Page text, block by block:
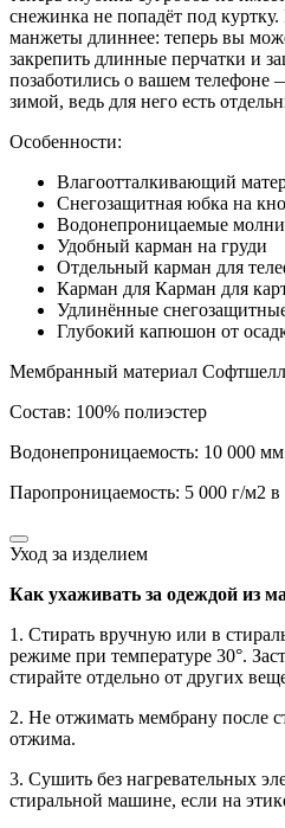
снежинка не попадёт под
манжеты длиннее: теперь вы
закрепить длинные перчатки и
позаботились о вашем телефоне
зимой, ведь для него есть
Особенности:
Влагоотталкивающий
Снегозащитная юбка на
Водонепроницаемые
Удобный карман на груди
Отдельный карман для
Карман для Карман для
Удлинённые
Глубокий капюшон от
Мембранный материал Софтшелл
Состав: 100% полиэстер
Водонепроницаемость: 10 000 мм
Паропроницаемость: 5 000 г/м2 в
Уход за изделием
Как ухаживать за одеждой из
1. Стирать вручную или в
режиме при температуре 30°.
стирайте отдельно от других
2. Не отжимать мембрану после
отжима.
3. Сушить без нагревательных
стиральной машине, если на